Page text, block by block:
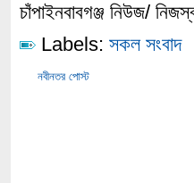
চাঁপাইনবাবগঞ্জ নিউজ/
Labels: সকল সংবাদ
নবীনতর পোস্ট